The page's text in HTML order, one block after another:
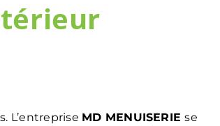
L’entreprise MD MENUISERIE se